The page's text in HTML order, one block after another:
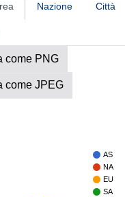
Nazione Città
come PNG
come JPEG
AS
NA
EU
SA